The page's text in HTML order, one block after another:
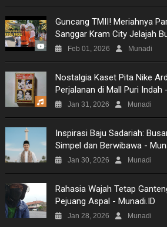
Guncang TMII! Meriahnya
Sanggar Kram City Jelajah
Feb 01, 2026 Munadi
Nostalgia Kaset Pita Nike
Perjalanan di Mall Puri Indah
Jan 31, 2026 Munadi
Inspirasi Baju Sadariah:
Simpel dan Berwibawa -
Jan 30, 2026 Munadi
Rahasia Wajah Tetap
Pejuang Aspal - Munadi.ID
Jan 28, 2026 Munadi